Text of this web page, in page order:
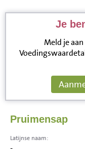
Je
Meld je
Pruimensap
Latijnse naam:
-